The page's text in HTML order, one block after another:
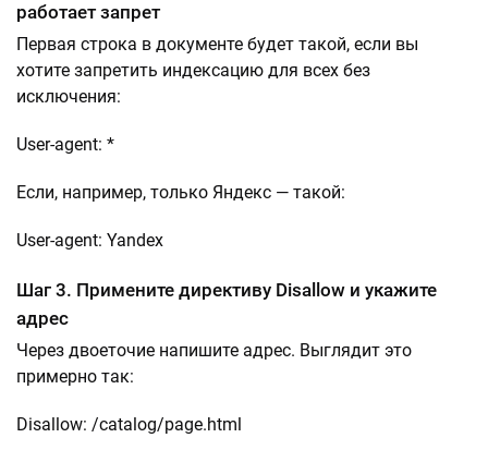
работает запрет
Первая строка в документе будет такой, если вы
хотите запретить индексацию для всех без
исключения:
User-agent: *
Если, например, только Яндекс — такой:
User-agent: Yandex
Шаг 3. Примените директиву Disallow и укажите
адрес
Через двоеточие напишите адрес. Выглядит это
примерно так:
Disallow: /catalog/page.html